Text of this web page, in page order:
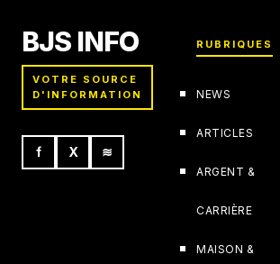
BJS INFO
VOTRE SOURCE
D'INFORMATION
f X ≋
RUBRIQUES
NEWS
ARTICLES
ARGENT &
CARRIÈRE
MAISON &